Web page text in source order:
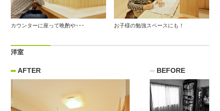
カウンターに座って晩酌や･･･ お子様の勉強スペースにも！
洋室
BEFORE
AFTER